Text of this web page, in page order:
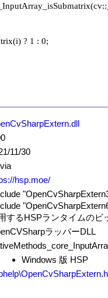
? 1 : 0;
11/30
hsp.moe/
するHSPランタイムのビ
ラッパーDLL
Windows 版 HSP